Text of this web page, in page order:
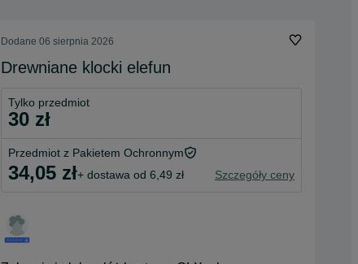
Dodane 06 sierpnia 2026
Drewniane klocki elefun
Tylko przedmiot
30 zł
Przedmiot z Pakietem Ochronnym
34,05 zł+ dostawa od 6,49 zł Szczegóły ceny